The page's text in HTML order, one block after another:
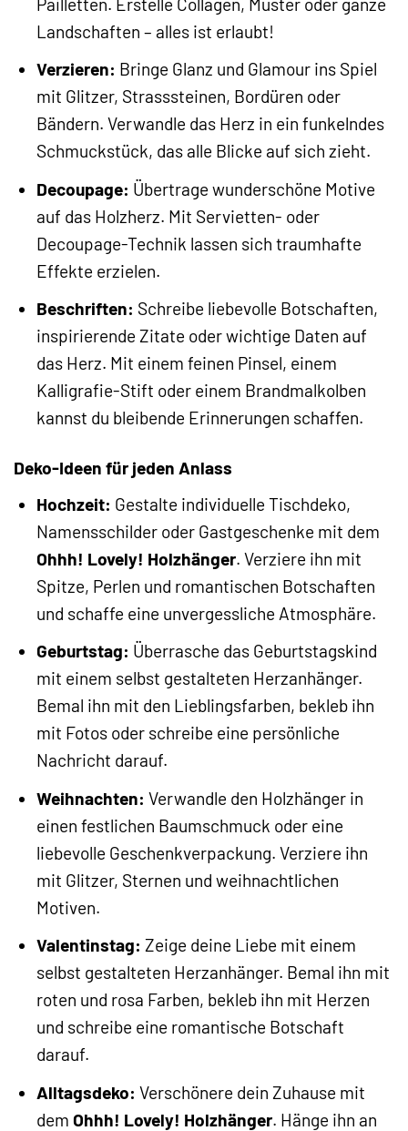
Landschaften – alles ist erlaubt!
Verzieren: Bringe Glanz und Glamour ins Spiel
mit Glitzer, Strasssteinen, Bordüren oder
Bändern. Verwandle das Herz in ein funkelndes
Schmuckstück, das alle Blicke auf sich zieht.
Decoupage: Übertrage wunderschöne Motive
auf das Holzherz. Mit Servietten- oder
Decoupage-Technik lassen sich traumhafte
Effekte erzielen.
Beschriften: Schreibe liebevolle Botschaften,
inspirierende Zitate oder wichtige Daten auf
das Herz. Mit einem feinen Pinsel, einem
Kalligrafie-Stift oder einem Brandmalkolben
kannst du bleibende Erinnerungen schaffen.
Deko-Ideen für jeden Anlass
Hochzeit: Gestalte individuelle Tischdeko,
Namensschilder oder Gastgeschenke mit dem
Ohhh! Lovely! Holzhänger. Verziere ihn mit
Spitze, Perlen und romantischen Botschaften
und schaffe eine unvergessliche Atmosphäre.
Geburtstag: Überrasche das Geburtstagskind
mit einem selbst gestalteten Herzanhänger.
Bemal ihn mit den Lieblingsfarben, bekleb ihn
mit Fotos oder schreibe eine persönliche
Nachricht darauf.
Weihnachten: Verwandle den Holzhänger in
einen festlichen Baumschmuck oder eine
liebevolle Geschenkverpackung. Verziere ihn
mit Glitzer, Sternen und weihnachtlichen
Motiven.
Valentinstag: Zeige deine Liebe mit einem
selbst gestalteten Herzanhänger. Bemal ihn mit
roten und rosa Farben, bekleb ihn mit Herzen
und schreibe eine romantische Botschaft
darauf.
Alltagsdeko: Verschönere dein Zuhause mit
dem Ohhh! Lovely! Holzhänger. Hänge ihn an